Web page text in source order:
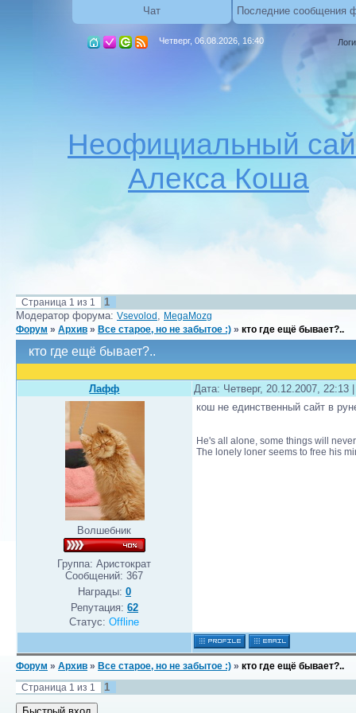
Чат Последние сообщения
Четверг, 06.08.2026, 16:40
Неофициальный
Алекса Коша
Страница 1 из 1
1
Модератор форума: Vsevolod , MegaMozg
Форум » Архив » Все старое, но не забытое :) » кто где ещё бывает?..
кто где ещё бывает?..
Лафф Дата: Четверг, 20.12.2007,
Волшебник
Группа: Аристократ
Сообщений:367
Награды: 0
Репутация: 62
Статус:Offline
кош не единственный сайт в
He's all alone, some things will
The lonely loner seems to free his
Форум » Архив » Все старое, но не забытое :) » кто где ещё бывает?..
Страница 1 из 1 1